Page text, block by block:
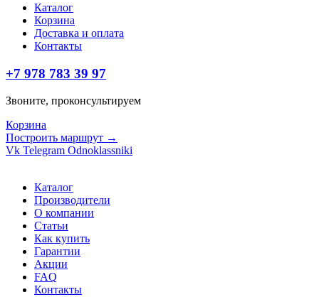
Каталог
Корзина
Доставка и оплата
Контакты
+7 978 783 39 97
Звоните, проконсультируем
Корзина
Построить маршрут →
Vk Telegram Odnoklassniki
Каталог
Производители
О компании
Статьи
Как купить
Гарантии
Акции
FAQ
Контакты